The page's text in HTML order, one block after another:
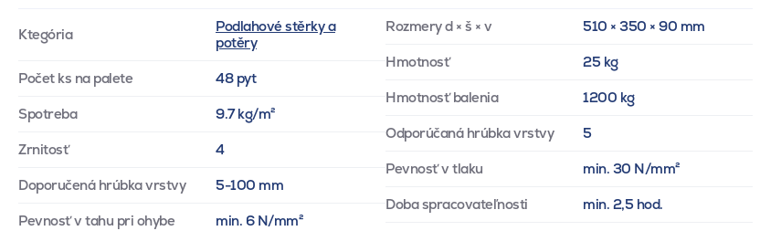
Ktegória
Podlahové stěrky a
potěry
Počet ks na palete 48 pyt
Spotreba 9.7 kg/m²
Zrnitosť 4
Doporučená hrúbka vrstvy 5-100 mm
Pevnosť v tahu pri ohybe min. 6 N/mm²
Rozmery d × š × v 510 × 350 × 90 mm
Hmotnosť 25 kg
Hmotnosť balenia 1200 kg
Odporúčaná hrúbka vrstvy 5
Pevnosť v tlaku min. 30 N/mm²
Doba spracovateľnosti min. 2,5 hod.